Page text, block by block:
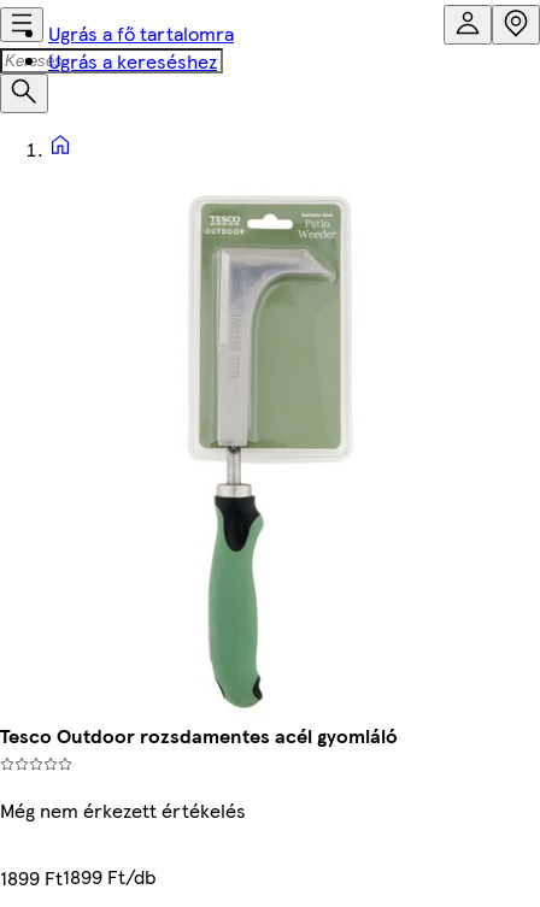
Ugrás a fő tartalomra
Ugrás a kereséshez
Tesco Outdoor rozsdamentes acél gyomláló
Még nem érkezett értékelés
1899 Ft1899 Ft/db